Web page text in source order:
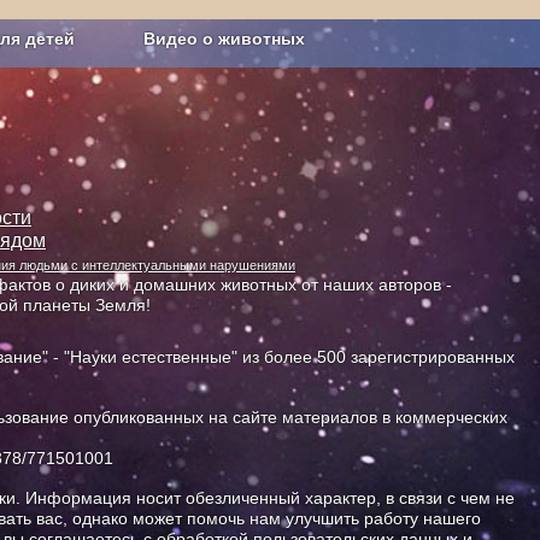
детей Видео о животных
Сельское хозяйство
людьми с интеллектуальными нарушениями
о диких и домашних животных от наших авторов -
планеты Земля!
- "Науки естественные" из более 500 зарегистрированных
опубликованных на сайте материалов в коммерческих
771501001
Информация носит обезличенный характер, в связи с чем не
вас, однако может помочь нам улучшить работу нашего